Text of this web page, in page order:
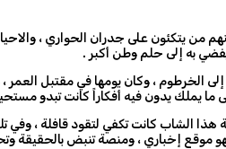
من يتكئون على جدران الحواري ،
به إلى حلم وطن أكبر .
، وكان يومها في مقتبل العمر
يملك يدون فيه أفكاراً كانت تبدو
هذا الشاب كانت تكفي لتقود قافلة ،
موقع إخباري ، ومنصة تنبض